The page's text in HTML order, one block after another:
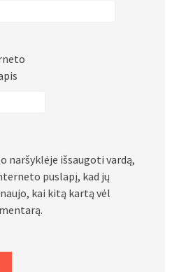
naršyklėje išsaugoti vardą,
puslapį, kad jų
kai kitą kartą vėl